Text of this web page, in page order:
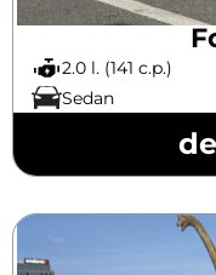
2.0 l. (141 c.p.)
Sedan